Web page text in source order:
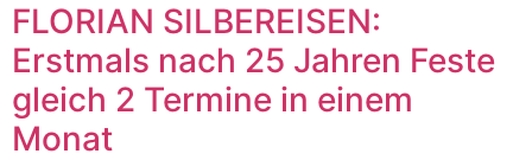
FLORIAN SILBEREISEN:
Erstmals nach 25 Jahren Feste
gleich 2 Termine in einem
Monat